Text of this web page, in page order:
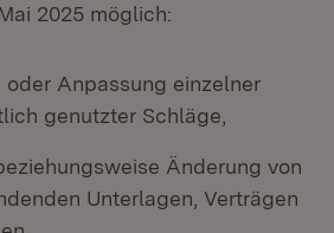
2025 möglich:
Anpassung einzelner
genutzter Schläge,
Änderung von
Unterlagen, Verträgen